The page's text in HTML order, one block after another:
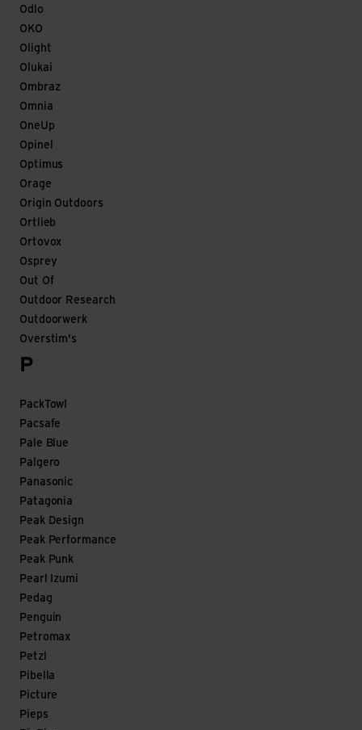
Odlo
OKO
Olight
Olukai
Ombraz
Omnia
OneUp
Opinel
Optimus
Orage
Origin Outdoors
Ortlieb
Ortovox
Osprey
Out Of
Outdoor Research
Outdoorwerk
Overstim's
P
PackTowl
Pacsafe
Pale Blue
Palgero
Panasonic
Patagonia
Peak Design
Peak Performance
Peak Punk
Pearl Izumi
Pedag
Penguin
Petromax
Petzl
Pibella
Picture
Pieps